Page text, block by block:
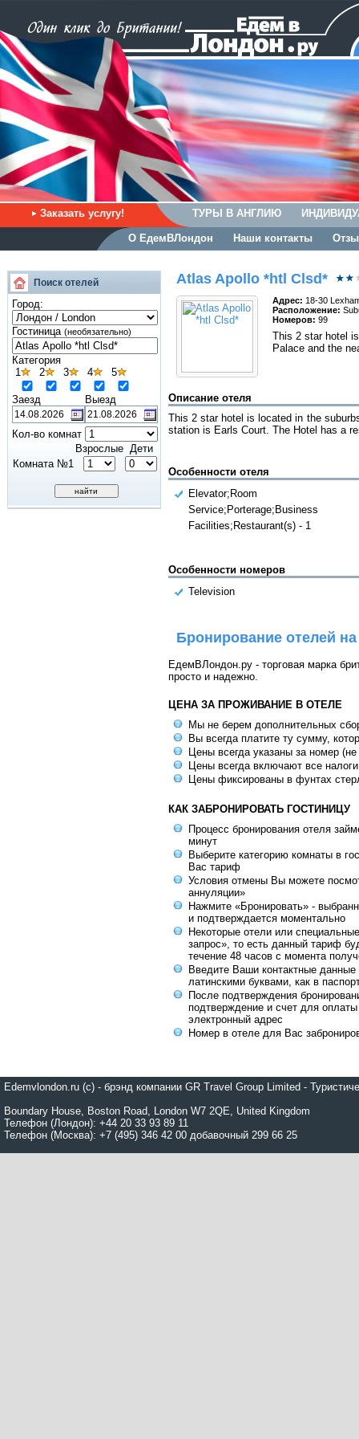
Заказать услугу! ТУРЫ В АНГЛИЮ
О ЕдемВЛондон Наши контакты
Поиск отелей
Город:
Гостиница (необязательно)
Категория
1
2 3 4 5
Заезд Выезд
Кол-во комнат
Взрослые Дети
Комната №1
Atlas Apollo *htl Clsd*
Адрес: 18-30
Расположение:
Номеров: 99
This 2 star hotel
Palace and the
Описание отеля
This 2 star hotel is located in the
station is Earls Court. The Hotel has a
Особенности отеля
Elevator;Room
Service;Porterage;Business
Facilities;Restaurant(s) - 1
Особенности номеров
Television
Бронирование отелей
ЕдемВЛондон.ру - торговая марка
просто и надежно.
ЦЕНА ЗА ПРОЖИВАНИЕ В ОТЕЛЕ
Мы не берем дополнительных
Вы всегда платите ту сумму,
Цены всегда указаны за номер
Цены всегда включают все
Цены фиксированы в фунтах
КАК ЗАБРОНИРОВАТЬ ГОСТИНИЦУ
Процесс бронирования отеля
минут
Выберите категорию комнаты в
Вас тариф
Условия отмены Вы можете
аннуляции»
Нажмите «Бронировать» -
и подтверждается моментально
Некоторые отели или
запрос», то есть данный тариф
течение 48 часов с момента
Введите Ваши контактные данные
латинскими буквами, как в
После подтверждения
подтверждение и счет для
электронный адрес
Номер в отеле для Вас
Edemvlondon.ru (c) - брэнд компании GR Travel Group Limited -
Boundary House, Boston Road, London W7 2QE, United Kingdom
Телефон (Лондон): +44 20 33 93 89 11
Телефон (Москва): +7 (495) 346 42 00 добавочный 299 66 25